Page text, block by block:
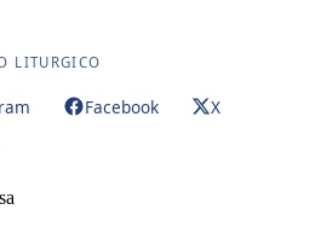
LITURGICO
Facebook
X